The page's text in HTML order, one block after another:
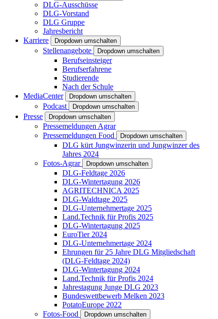
DLG-Ausschüsse
DLG-Vorstand
DLG Gruppe
Jahresbericht
Karriere
Dropdown umschalten
Stellenangebote Dropdown umschalten
Berufseinsteiger
Berufserfahrene
Studierende
Nach der Schule
MediaCenter
Dropdown umschalten
Podcast Dropdown umschalten
Presse Dropdown umschalten
Pressemeldungen Agrar
Pressemeldungen Food
Dropdown umschalten
DLG kürt Jungwinzerin und Jungwinzer des
Jahres 2024
Fotos-Agrar
Dropdown umschalten
DLG-Feldtage 2026
DLG-Wintertagung 2026
AGRITECHNICA 2025
DLG-Waldtage 2025
DLG-Unternehmertage 2025
Land.Technik für Profis 2025
DLG-Wintertagung 2025
EuroTier 2024
DLG-Unternehmertage 2024
Ehrungen für 25 Jahre DLG Mitgliedschaft
(DLG-Feldtage 2024)
DLG-Wintertagung 2024
Land.Technik für Profis 2024
Jahrestagung Junge DLG 2023
Bundeswettbewerb Melken 2023
PotatoEurope 2022
Fotos-Food
Dropdown umschalten